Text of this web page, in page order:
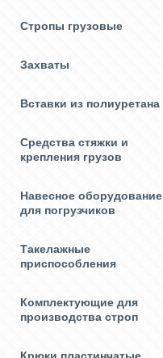
Стропы грузовые
Захваты
Вставки из полиуретана
Средства стяжки и
крепления грузов
Навесное оборудование
для погрузчиков
Такелажные
приспособления
Комплектующие для
производства строп